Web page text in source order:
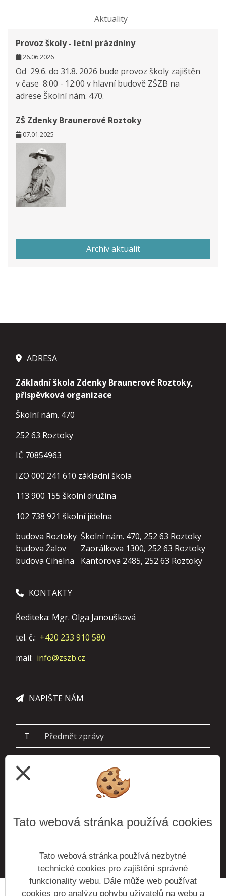
Aktuality
Provoz školy - letní prázdniny
26.06.2026
Od 29.6. do 31.8. 2026 bude provoz školy zajištěn
v čase 8:00 - 12:00 v hlavní budově ZŠZB na
adrese Školní nám. 470.
ZŠ Zdenky Braunerové Roztoky
07.01.2025
Archiv aktualit
ADRESA
Základní škola Zdenky Braunerové Roztoky,
příspěvková organizace
Školní nám. 470
252 63 Roztoky
IČ 70854963
IZO 000 241 610 základní škola
113 900 155 školní družina
102 738 921 školní jídelna
budova Roztoky Školní nám. 470, 252 63 Roztoky
budova Žalov
Zaorálkova 1300, 252 63 Roztoky
budova Cihelna
Kantorova 2485, 252 63 Roztoky
KONTAKTY
Řediteka: Mgr. Olga Janoušková
tel. č.: +420 233 910 580
mail: info@zszb.cz
NAPIŠTE NÁM
T
ODESLAT
close
Tato webová stránka používá cookies
Tato webová stránka používá nezbytné
technické cookies pro zajištění správné
funkcionality webu. Dále může web používat
cookies pro analýzu pohybu uživatelů na webu a